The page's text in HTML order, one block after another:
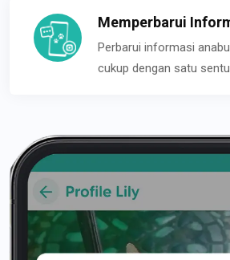
Memperbarui
Perbarui informasi
cukup dengan satu